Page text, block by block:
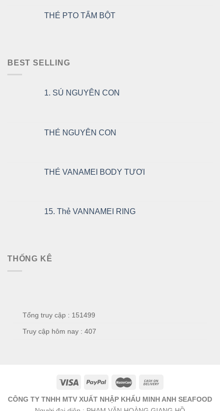
THẺ PTO TẨM BỘT
BEST SELLING
1. SÚ NGUYÊN CON
THẺ NGUYÊN CON
THẺ VANAMEI BODY TƯƠI
15. Thẻ VANNAMEI RING
THỐNG KÊ
Tổng truy cập : 151499
Truy cập hôm nay : 407
CÔNG TY TNHH MTV XUẤT NHẬP KHẨU MINH ANH SEAFOOD